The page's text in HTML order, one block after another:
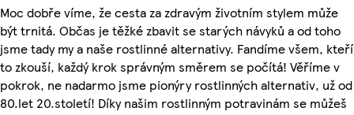
Moc dobře víme, že cesta za zdravým životním stylem může
být trnitá. Občas je těžké zbavit se starých návyků a od toho
jsme tady my a naše rostlinné alternativy. Fandíme všem, kteří
to zkouší, každý krok správným směrem se počítá! Věříme v
pokrok, ne nadarmo jsme pionýry rostlinných alternativ, už od
80.let 20.století! Díky našim rostlinným potravinám se můžeš